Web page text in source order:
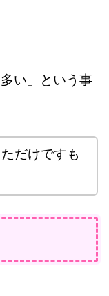
い」という事
だけですも